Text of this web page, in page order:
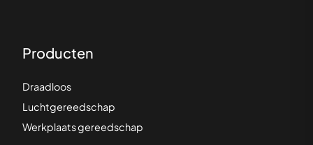
Producten
Draadloos
Luchtgereedschap
Werkplaats gereedschap